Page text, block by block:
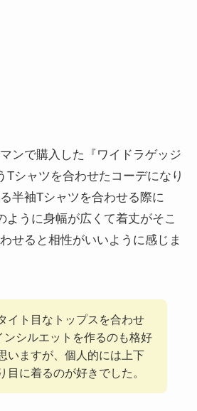
ンで購入した『ワイドラゲッジ
Tシャツを合わせたコーデになり
半袖Tシャツを合わせる際に
ように身幅が広くて着丈がそこ
せると相性がいいように感じま
イト目なトップスを合わせ
ンシルエットを作るのも格好
いますが、個人的には上下
目に着るのが好きでした。